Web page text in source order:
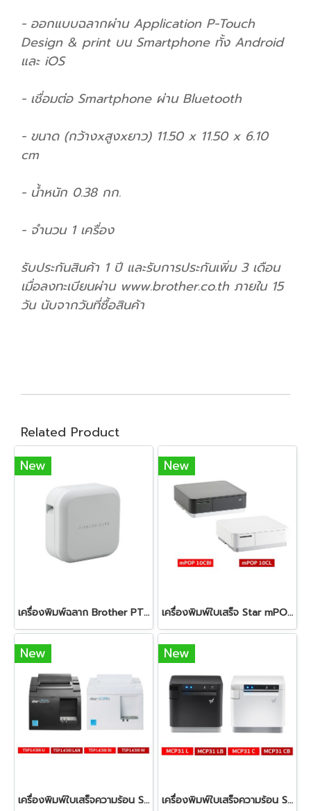
- ออกแบบฉลากผ่าน Application P-Touch
Design & print บน Smartphone ทั้ง Android
และ iOS
- เชื่อมต่อ Smartphone ผ่าน Bluetooth
- ขนาด (กว้างxสูงxยาว) 11.50 x 11.50 x 6.10
cm
- น้ำหนัก 0.38 กก.
- จำนวน 1 เครื่อง
รับประกันสินค้า 1 ปี และรับการประกันเพิ่ม 3 เดือน
เมื่อลงทะเบียนผ่าน www.brother.co.th ภายใน 15
วัน นับจากวันที่ซื้อสินค้า
Related Product
New
เครื่องพิมพ์ฉลาก Brother PT-P710BT Label Printer P-Touch Cube
New
เครื่องพิมพ์ใบเสร็จ Star mPOP
New
เครื่องพิมพ์ใบเสร็จความร้อน STAR Micronics TSP-143III
New
เครื่องพิมพ์ใบเสร็จความร้อน STAR Micronics mC-Print3 Thermal